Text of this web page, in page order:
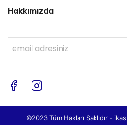
Hakkımızda
©2023 Tüm Hakları Saklıdır -